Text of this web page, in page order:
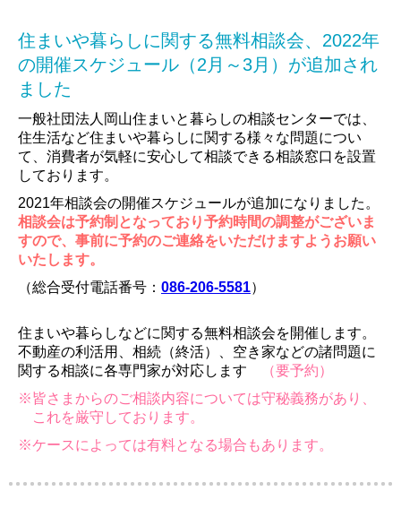
住まいや暮らしに関する無料相談会、2022年
の開催スケジュール（2月～3月）が追加され
ました
一般社団法人岡山住まいと暮らしの相談センターでは、
住生活など住まいや暮らしに関する様々な問題につい
て、消費者が気軽に安心して相談できる相談窓口を設置
しております。
2021年相談会の開催スケジュールが追加になりました。
相談会は予約制となっており予約時間の調整がございま
すので、事前に予約のご連絡をいただけますようお願い
いたします。
（総合受付電話番号： 086-206-5581）
住まいや暮らしなどに関する無料相談会を開催します。
不動産の利活用、相続（終活）、空き家などの諸問題に
関する相談に各専門家が対応します
（要予約）
※皆さまからのご相談内容については守秘義務があり、
これを厳守しております。
※ケースによっては有料となる場合もあります。